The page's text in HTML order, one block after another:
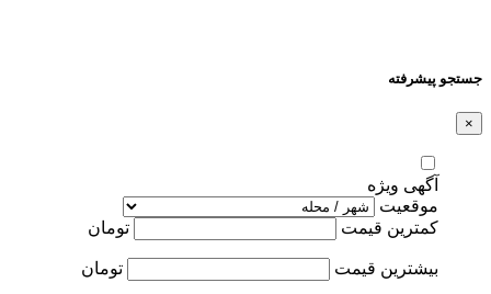
جستجو پیشرفته
×
آگهی ویژه
موقعیت
کمترین قیمت
تومان
بیشترین قیمت تومان